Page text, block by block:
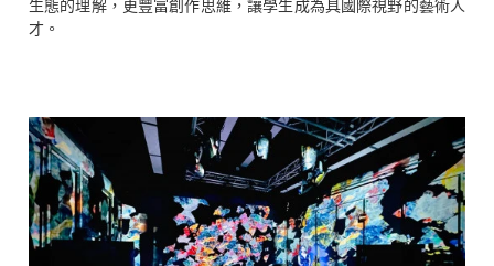
生態的理解，更豐富創作思維，讓學生成為具國際視野的藝術人
才。